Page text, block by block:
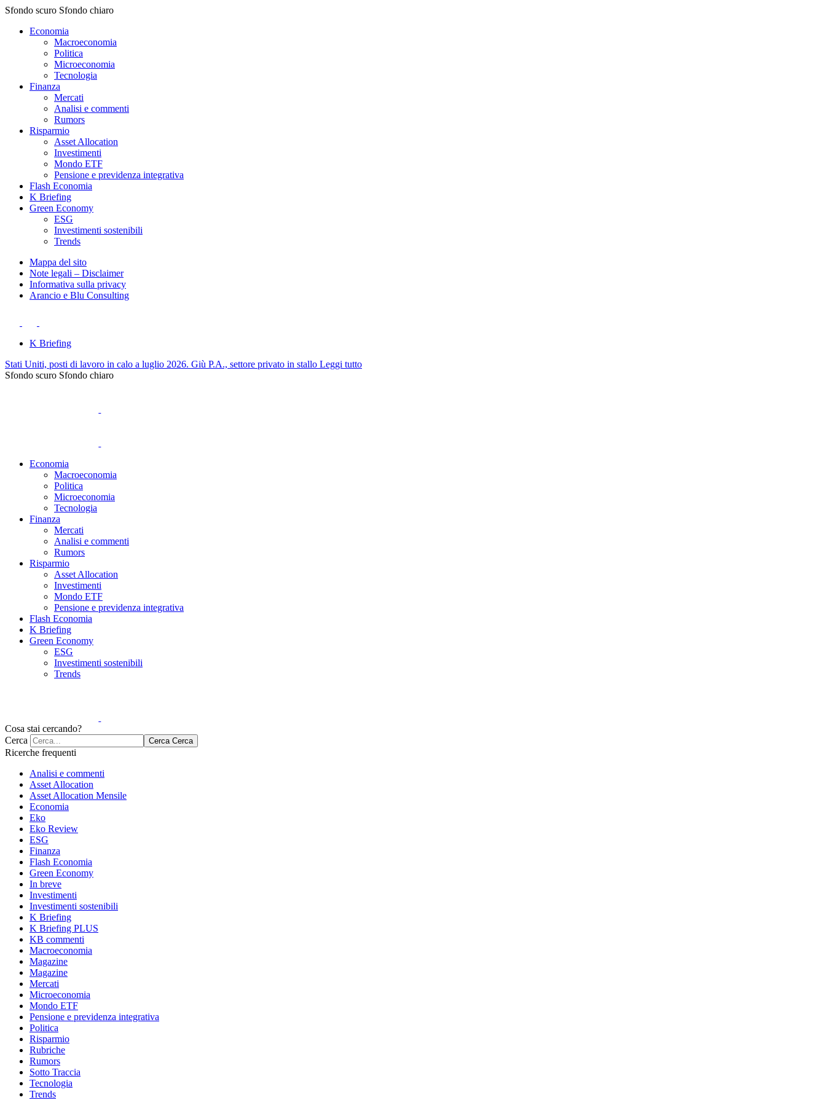
Sfondo scuro Sfondo chiaro
Economia
Macroeconomia
Politica
Microeconomia
Tecnologia
Finanza
Mercati
Analisi e commenti
Rumors
Risparmio
Asset Allocation
Investimenti
Mondo ETF
Pensione e previdenza integrativa
Flash Economia
K Briefing
Green Economy
ESG
Investimenti sostenibili
Trends
Mappa del sito
Note legali – Disclaimer
Informativa sulla privacy
Arancio e Blu Consulting
K Briefing
Stati Uniti, posti di lavoro in calo a luglio 2026. Giù P.A., settore privato in stallo Leggi tutto
Sfondo scuro Sfondo chiaro
Economia
Macroeconomia
Politica
Microeconomia
Tecnologia
Finanza
Mercati
Analisi e commenti
Rumors
Risparmio
Asset Allocation
Investimenti
Mondo ETF
Pensione e previdenza integrativa
Flash Economia
K Briefing
Green Economy
ESG
Investimenti sostenibili
Trends
Cosa stai cercando?
Cerca
Cerca Cerca
Ricerche frequenti
Analisi e commenti
Asset Allocation
Asset Allocation Mensile
Economia
Eko
Eko Review
ESG
Finanza
Flash Economia
Green Economy
In breve
Investimenti
Investimenti sostenibili
K Briefing
K Briefing PLUS
KB commenti
Macroeconomia
Magazine
Magazine
Mercati
Microeconomia
Mondo ETF
Pensione e previdenza integrativa
Politica
Risparmio
Rubriche
Rumors
Sotto Traccia
Tecnologia
Trends